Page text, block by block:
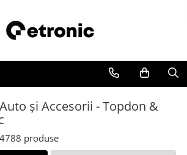
și Accesorii - Topdon &
4788 produse